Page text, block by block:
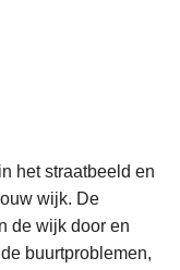
het straatbeeld en
wijk. De
de wijk door en
buurtproblemen,